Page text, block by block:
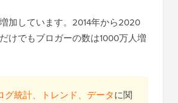
加しています。2014年から2020
けでもブロガーの数は1000万人増
グ統計、トレンド、データに関